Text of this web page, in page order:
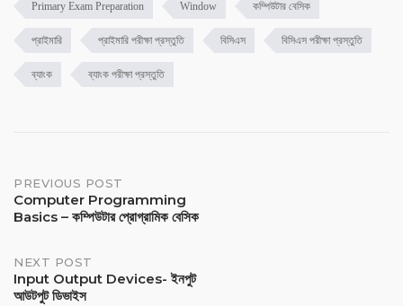
Primary Exam Preparation Window কম্পিউটার বেসিক
প্রাইমারি প্রাইমারি পরীক্ষা প্রস্তুতি বিসিএস বিসিএস পরীক্ষা প্রস্তুতি
ব্যাংক ব্যাংক পরীক্ষা প্রস্তুতি
PREVIOUS POST
Computer Programming
Basics – কম্পিউটার প্রোগ্রামিক বেসিক
NEXT POST
Input Output Devices- ইনপুট
আউটপুট ডিভাইস